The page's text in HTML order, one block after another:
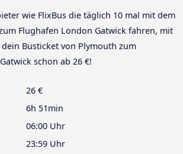
wie FlixBus die täglich 10 mal mit dem
Flughafen London Gatwick fahren, mit
Busticket von Plymouth zum
schon ab 26 €!
26 €
6h 51min
06:00 Uhr
23:59 Uhr